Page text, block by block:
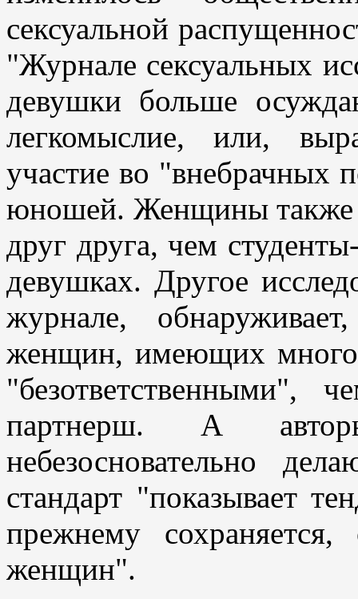
сексуальной
"Журнале сексуальных
девушки больше
легкомыслие, или,
участие во "внебрачных
юношей. Женщины также
друг друга, чем
девушках. Другое
журнале,
женщин, имеющих много
партнерш. А
небезосновательно
стандарт "показывает
прежнему
женщин".